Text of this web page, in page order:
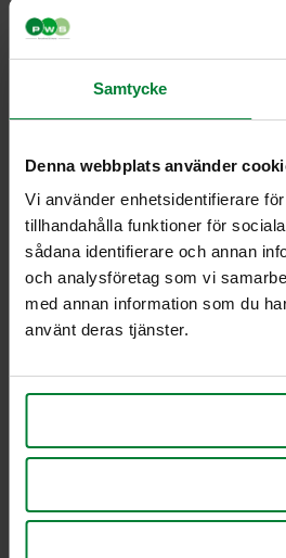
Samtycke
Denna webbplats använder
Vi använder enhetsidentifierare
tillhandahålla funktioner för
sådana identifierare och annan
och analysföretag som vi
med annan information som du
använt deras tjänster.